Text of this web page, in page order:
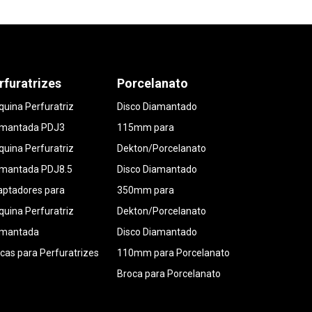
Perfuratriz
PDJ3
Perfuratriz
PDJ8.5
para
Perfuratriz
para Perfuratrizes
Porcelanato
Disco Diamantado
115mm para
Dekton/Porcelanato
Disco Diamantado
350mm para
Dekton/Porcelanato
Disco Diamantado
110mm para Porcelanato
Broca para Porcelanato